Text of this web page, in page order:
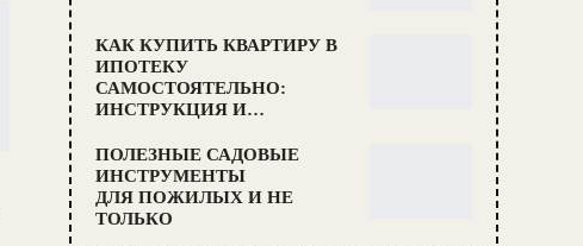
КАК КУПИТЬ КВАРТИРУ В
ИПОТЕКУ
САМОСТОЯТЕЛЬНО:
ИНСТРУКЦИЯ И…
ПОЛЕЗНЫЕ САДОВЫЕ
ИНСТРУМЕНТЫ
ДЛЯ ПОЖИЛЫХ И НЕ
ТОЛЬКО